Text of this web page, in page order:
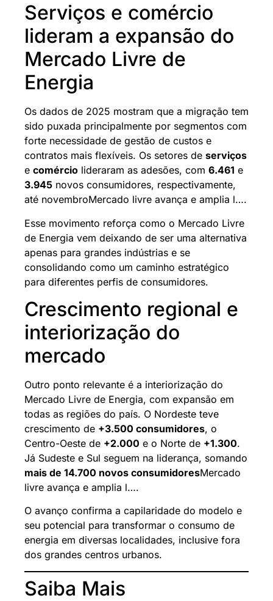
Serviços e comércio
lideram a expansão do
Mercado Livre de
Energia
Os dados de 2025 mostram que a migração tem
sido puxada principalmente por segmentos com
forte necessidade de gestão de custos e
contratos mais flexíveis. Os setores de serviços
e comércio lideraram as adesões, com 6.461 e
3.945 novos consumidores, respectivamente,
até novembroMercado livre avança e amplia l….
Esse movimento reforça como o Mercado Livre
de Energia vem deixando de ser uma alternativa
apenas para grandes indústrias e se
consolidando como um caminho estratégico
para diferentes perfis de consumidores.
Crescimento regional e
interiorização do
mercado
Outro ponto relevante é a interiorização do
Mercado Livre de Energia, com expansão em
todas as regiões do país. O Nordeste teve
crescimento de +3.500 consumidores, o
Centro-Oeste de +2.000 e o Norte de +1.300.
Já Sudeste e Sul seguem na liderança, somando
mais de 14.700 novos consumidoresMercado
livre avança e amplia l….
O avanço confirma a capilaridade do modelo e
seu potencial para transformar o consumo de
energia em diversas localidades, inclusive fora
dos grandes centros urbanos.
Saiba Mais